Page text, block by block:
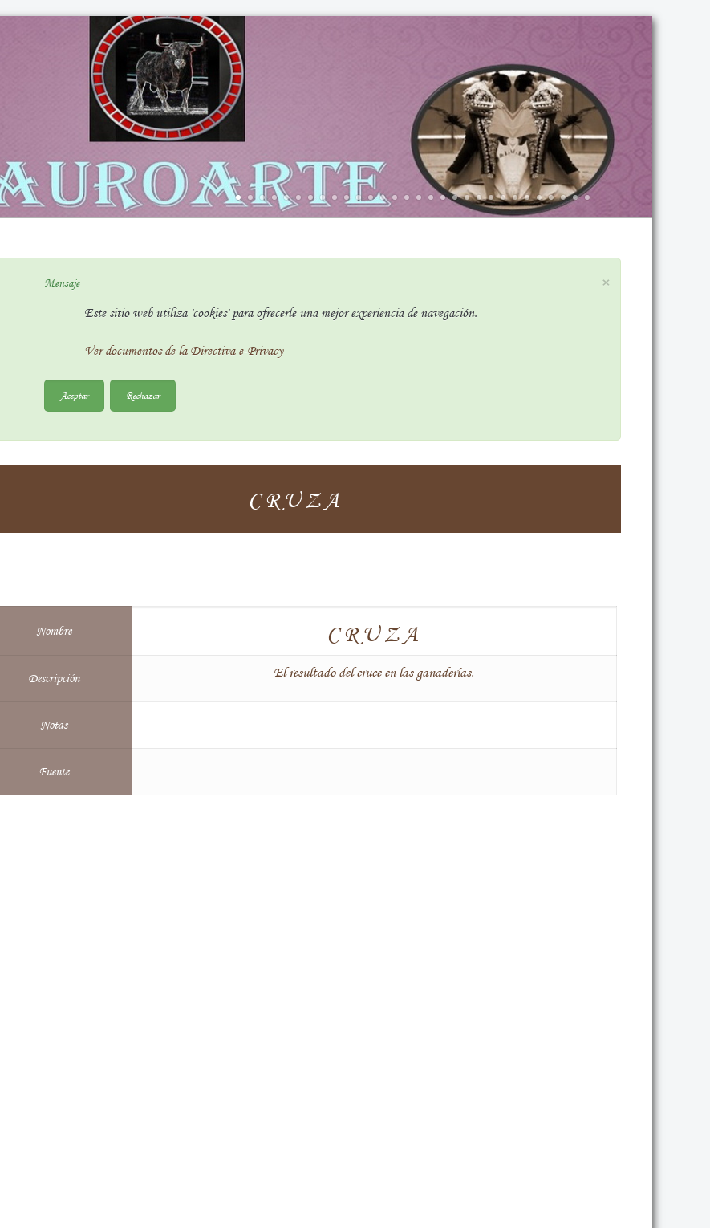
×
Mensaje
Este sitio web utiliza 'cookies' para ofrecerle una mejor experiencia de navegación.
Ver documentos de la Directiva e-Privacy
Aceptar Rechazar
CRUZA
Nombre CRUZA
Descripción El resultado del cruce en las ganaderías.
Notas
Fuente